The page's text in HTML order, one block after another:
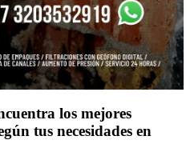
los mejores
tus necesidades en